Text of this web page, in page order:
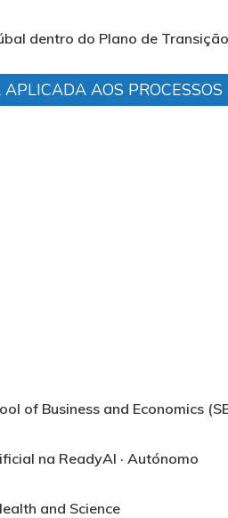
dentro do Plano de
AOS
of Business and Economics
na ReadyAI · Autónomo
and Science